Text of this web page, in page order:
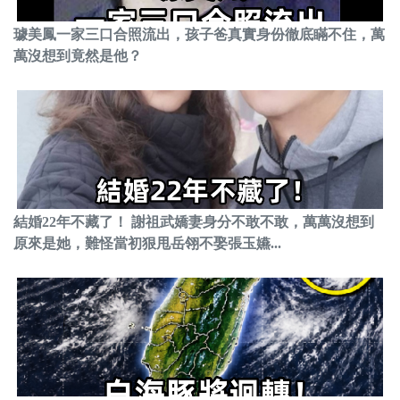
璩美鳳一家三口合照流出，孩子爸真實身份徹底瞞不住，萬
萬沒想到竟然是他？
結婚22年不藏了！ 謝祖武嬌妻身分不敢不敢，萬萬沒想到
原來是她，難怪當初狠甩岳翎不娶張玉嬿...